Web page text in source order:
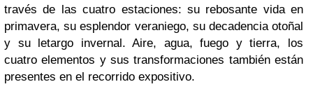
través de las cuatro estaciones: su rebosante vida en
primavera, su esplendor veraniego, su decadencia otoñal
y su letargo invernal. Aire, agua, fuego y tierra, los
cuatro elementos y sus transformaciones también están
presentes en el recorrido expositivo.